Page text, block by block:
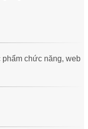
chức năng, web